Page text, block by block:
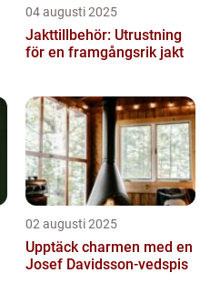
04 augusti 2025
Jakttillbehör: Utrustning
för en framgångsrik jakt
02 augusti 2025
Upptäck charmen med en
Josef Davidsson-vedspis